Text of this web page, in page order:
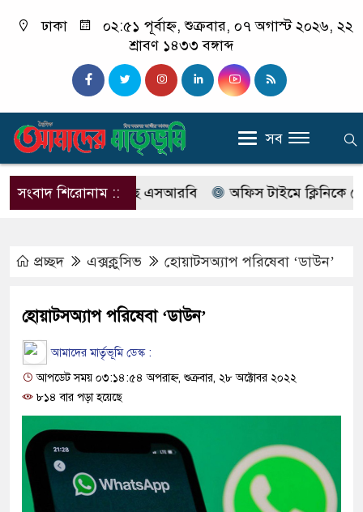
ঢাকা
০২:৫১ পূর্বাহ্ন, শুক্রবার, ০৭ অগাস্ট ২০২৬, ২২
শ্রাবণ ১৪৩৩ বঙ্গাব্দ
সব
সংবাদ শিরোনাম ::
নাম বদলে আসছে এসআরবি অফিস টাইমে ক্লিনিকে রোগী
প্রচ্ছদ এক্সক্লুসিভ হোয়াটসঅ্যাপ পরিষেবা ‘ডাউন’
হোয়াটসঅ্যাপ পরিষেবা ‘ডাউন’
আমাদের মার্তৃভূমি ডেস্ক :
আপডেট সময় ০৩:১৪:৫৪ অপরাহ্ন, শুক্রবার, ২৮ অক্টোবর ২০২২
৮১৪ বার পড়া হয়েছে